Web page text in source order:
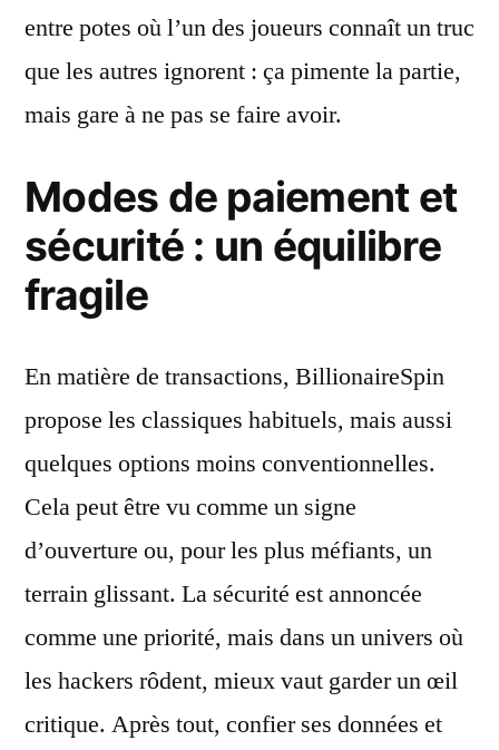
entre potes où l’un des joueurs connaît un truc
que les autres ignorent : ça pimente la partie,
mais gare à ne pas se faire avoir.
Modes de paiement et
sécurité : un équilibre
fragile
En matière de transactions, BillionaireSpin
propose les classiques habituels, mais aussi
quelques options moins conventionnelles.
Cela peut être vu comme un signe
d’ouverture ou, pour les plus méfiants, un
terrain glissant. La sécurité est annoncée
comme une priorité, mais dans un univers où
les hackers rôdent, mieux vaut garder un œil
critique. Après tout, confier ses données et